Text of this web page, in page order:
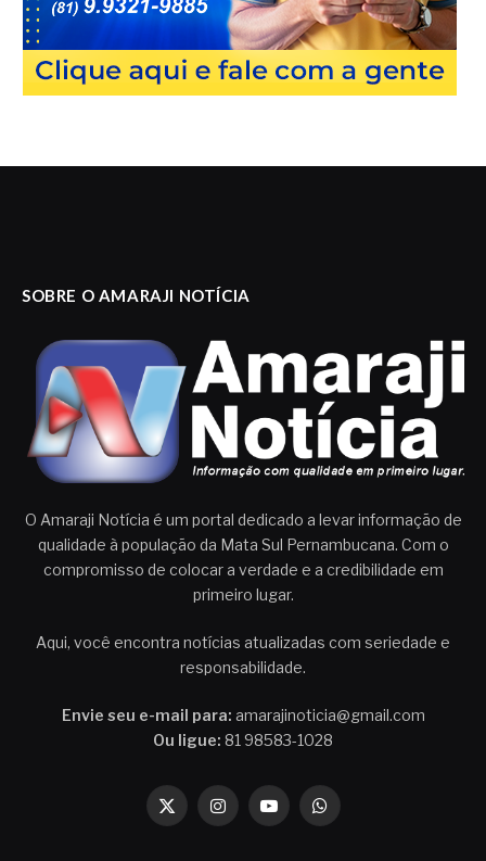
SOBRE O AMARAJI NOTÍCIA
O Amaraji Notícia é um portal dedicado a levar informação de
qualidade à população da Mata Sul Pernambucana. Com o
compromisso de colocar a verdade e a credibilidade em
primeiro lugar.
Aqui, você encontra notícias atualizadas com seriedade e
responsabilidade.
Envie seu e-mail para: amarajinoticia@gmail.com
Ou ligue: 81 98583-1028
X
InstagramYouTubeWhatsApp